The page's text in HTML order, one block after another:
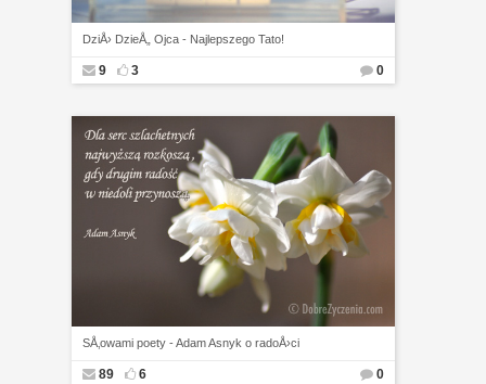
DziÅ› DzieÅ„ Ojca - Najlepszego Tato!
9 3 0
SÅ‚owami poety - Adam Asnyk o radoÅ›ci
89 6 0